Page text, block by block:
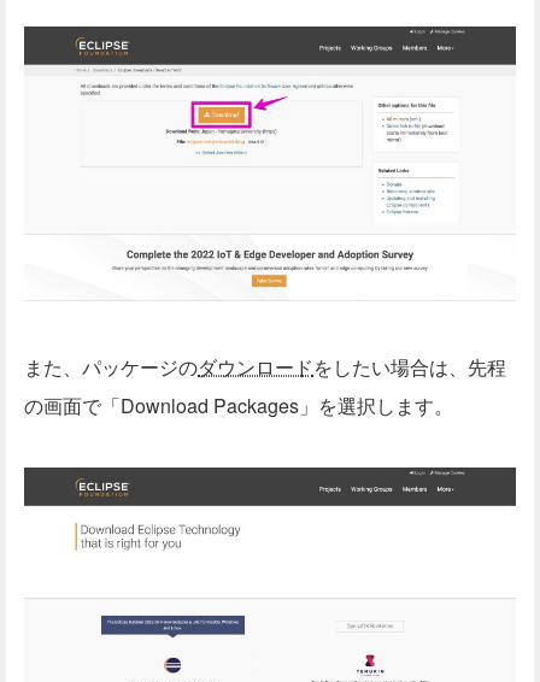
また、パッケージのダウンロードをしたい場合は、先程
の画面で「Download Packages」を選択します。